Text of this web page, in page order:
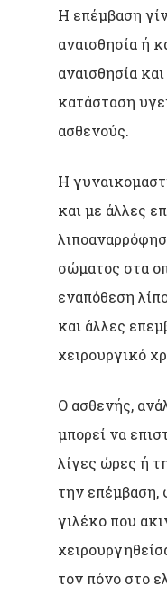
Η επέμβαση
αναισθησία ή
αναισθησία
κατάσταση
ασθενούς.
Η
και με άλλες
σώματος στα
εναπόθεση
και άλλες
χειρουργικό
Ο ασθενής,
μπορεί να
λίγες ώρες ή
την επέμβαση,
γιλέκο που
τον πόνο στο